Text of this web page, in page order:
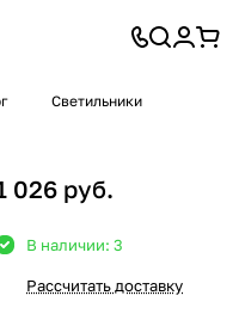
Светильники
026 руб.
В наличии: 3
Рассчитать доставку